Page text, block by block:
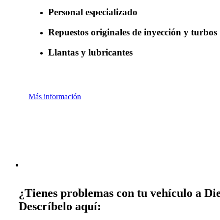
Personal especializado
Repuestos originales de inyección y turbos
Llantas y lubricantes
Más información
¿Tienes problemas con tu vehículo a
Descríbelo aquí: